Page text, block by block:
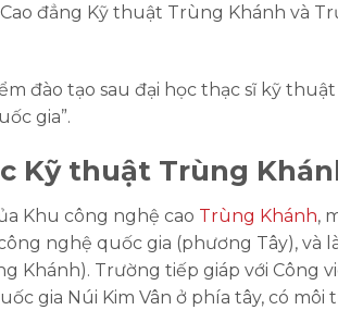
đẳng Kỹ thuật Trùng Khánh và
đào tạo sau đại học thạc sĩ kỹ
gia”.
Kỹ thuật Trùng
Khu công nghệ cao Trùng Khánh,
nghệ quốc gia (phương Tây),
Khánh). Trường tiếp giáp với Công
gia Núi Kim Vân ở phía tây, có